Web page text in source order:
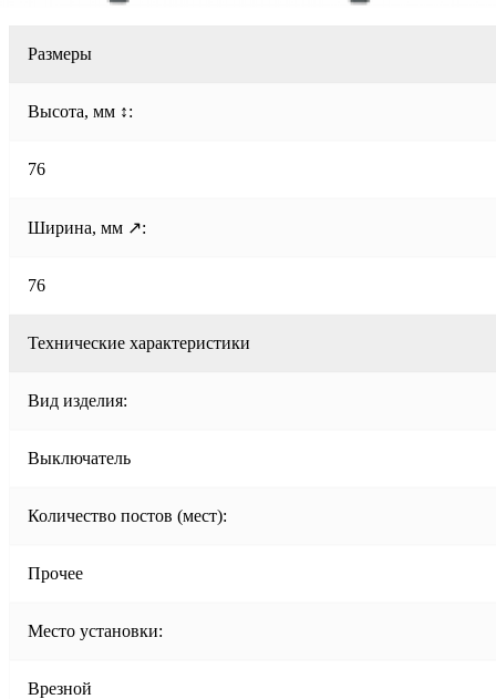
Размеры
Высота, мм ↕:
76
Ширина, мм ↗:
76
Технические характеристики
Вид изделия:
Выключатель
Количество постов (мест):
Прочее
Место установки:
Врезной